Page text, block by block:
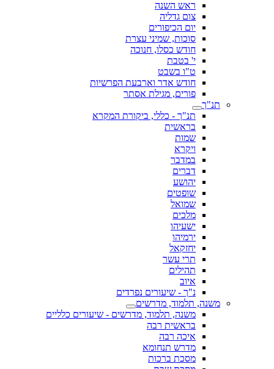
ראש השנה
צום גדליה
יום הכיפורים
סוכות, שמיני עצרת
חודש כסלו, חנוכה
י' בטבת
ט"ו בשבט
חודש אדר וארבעת הפרשיות
פורים, מגילת אסתר
תנ"ך
תנ"ך - כללי, ביקורת המקרא
בראשית
שמות
ויקרא
במדבר
דברים
יהושע
שופטים
שמואל
מלכים
ישעיהו
ירמיהו
יחזקאל
תרי עשר
תהילים
איוב
נ"ך - שיעורים נפרדים
משנה, תלמוד, מדרשים
משנה, תלמוד, מדרשים - שיעורים כלליים
בראשית רבה
איכה רבה
מדרש תנחומא
מסכת ברכות